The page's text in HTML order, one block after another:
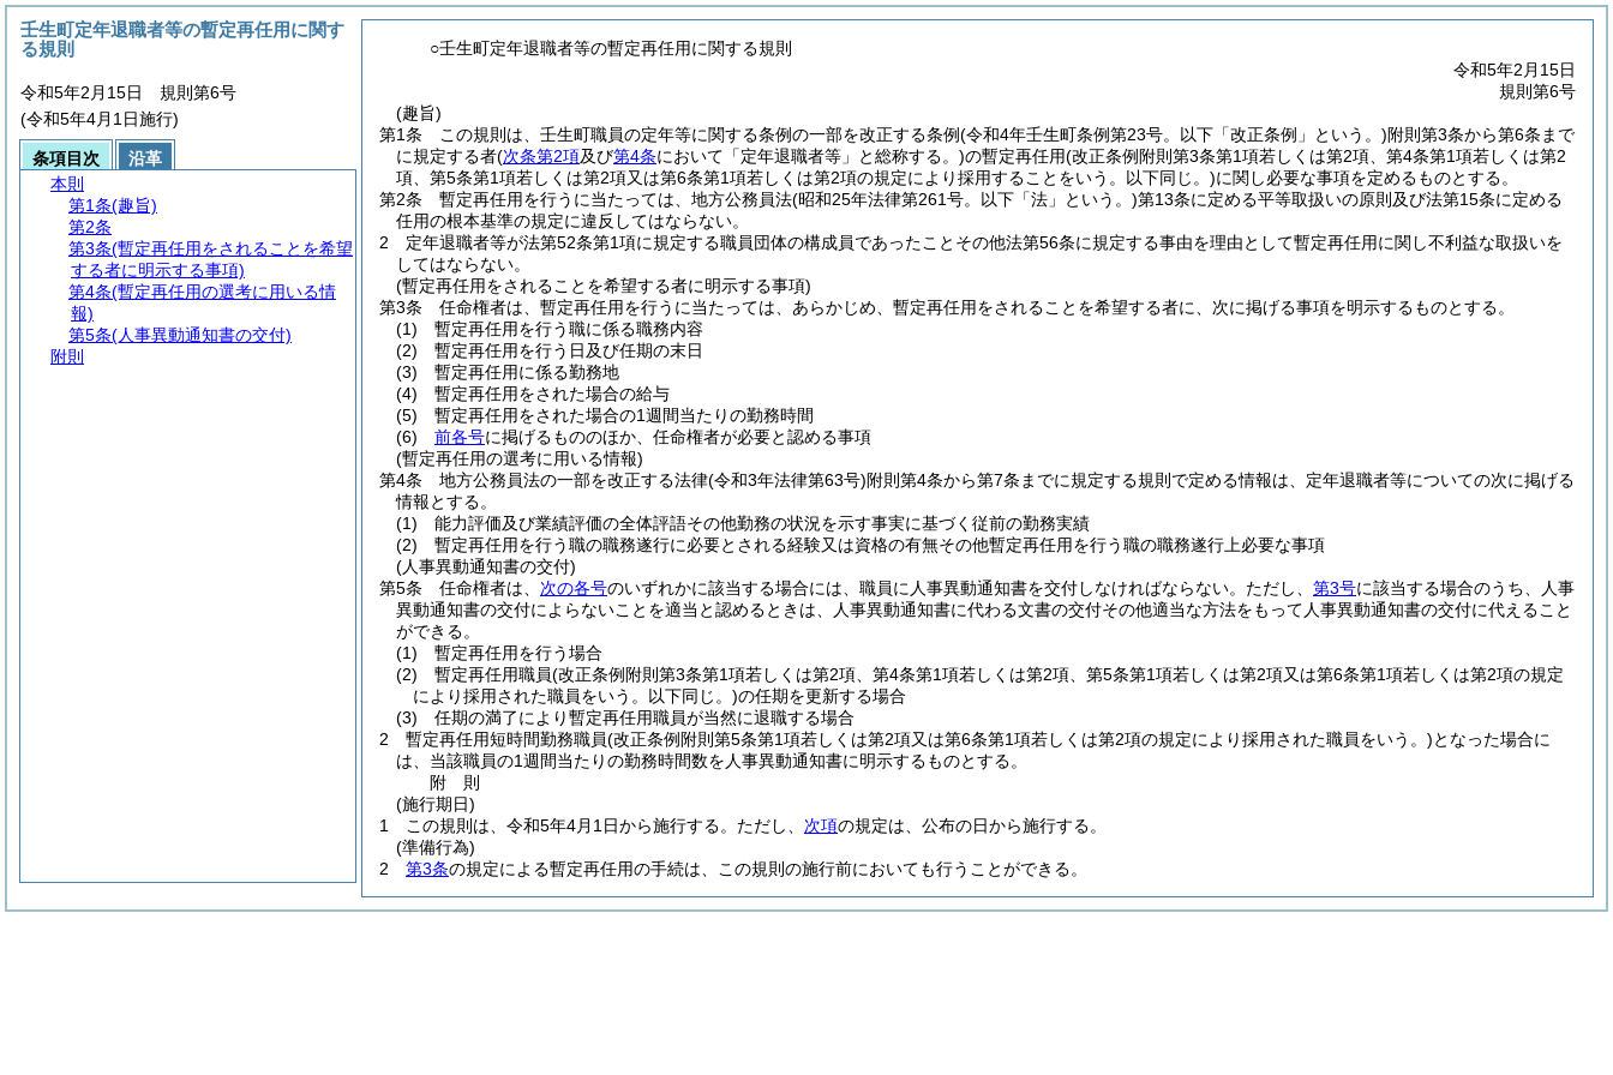
○壬生町定年退職者等の暫定再任用に関する規則
令和5年2月15日
規則第6号
(趣旨)
第1条
この規則は、壬生町職員の定年等に関する条例の一部を改正する条例(令和4年壬生町条例第23号。以下「改正条例」という。)附則第3条から第6条まで
に規定する者(次条第2項及び第4条において「定年退職者等」と総称する。)の暫定再任用(改正条例附則第3条第1項若しくは第2項、第4条第1項若しくは第2
項、第5条第1項若しくは第2項又は第6条第1項若しくは第2項の規定により採用することをいう。以下同じ。)に関し必要な事項を定めるものとする。
第2条
暫定再任用を行うに当たっては、地方公務員法(昭和25年法律第261号。以下「法」という。)第13条に定める平等取扱いの原則及び法第15条に定める
任用の根本基準の規定に違反してはならない。
2
定年退職者等が法第52条第1項に規定する職員団体の構成員であったことその他法第56条に規定する事由を理由として暫定再任用に関し不利益な取扱いを
してはならない。
(暫定再任用をされることを希望する者に明示する事項)
第3条
任命権者は、暫定再任用を行うに当たっては、あらかじめ、暫定再任用をされることを希望する者に、次に掲げる事項を明示するものとする。
(1)
暫定再任用を行う職に係る職務内容
(2)
暫定再任用を行う日及び任期の末日
(3)
暫定再任用に係る勤務地
(4)
暫定再任用をされた場合の給与
(5)
暫定再任用をされた場合の1週間当たりの勤務時間
(6)
前各号に掲げるもののほか、任命権者が必要と認める事項
(暫定再任用の選考に用いる情報)
第4条
地方公務員法の一部を改正する法律(令和3年法律第63号)附則第4条から第7条までに規定する規則で定める情報は、定年退職者等についての次に掲げる
情報とする。
(1)
能力評価及び業績評価の全体評語その他勤務の状況を示す事実に基づく従前の勤務実績
(2)
暫定再任用を行う職の職務遂行に必要とされる経験又は資格の有無その他暫定再任用を行う職の職務遂行上必要な事項
(人事異動通知書の交付)
第5条
任命権者は、 次の各号のいずれかに該当する場合には、職員に人事異動通知書を交付しなければならない。 ただし、 第3号に該当する場合のうち、人事
異動通知書の交付によらないことを適当と認めるときは、人事異動通知書に代わる文書の交付その他適当な方法をもって人事異動通知書の交付に代えること
ができる。
(1)
暫定再任用を行う場合
(2)
暫定再任用職員(改正条例附則第3条第1項若しくは第2項、第4条第1項若しくは第2項、第5条第1項若しくは第2項又は第6条第1項若しくは第2項の規定
により採用された職員をいう。以下同じ。)の任期を更新する場合
(3)
任期の満了により暫定再任用職員が当然に退職する場合
2
暫定再任用短時間勤務職員(改正条例附則第5条第1項若しくは第2項又は第6条第1項若しくは第2項の規定により採用された職員をいう。)となった場合に
は、当該職員の1週間当たりの勤務時間数を人事異動通知書に明示するものとする。
附 則
(施行期日)
1
この規則は、令和5年4月1日から施行する。 ただし、 次項の規定は、公布の日から施行する。
(準備行為)
2
第3条の規定による暫定再任用の手続は、この規則の施行前においても行うことができる。
壬生町定年退職者等の暫定再任用に関す
る規則
令和5年2月15日 規則第6号
(令和5年4月1日施行)
条項目次
沿革
本則
第1条(趣旨)
第2条
第3条(暫定再任用をされることを希望
する者に明示する事項)
第4条(暫定再任用の選考に用いる情
報)
第5条(人事異動通知書の交付)
附則